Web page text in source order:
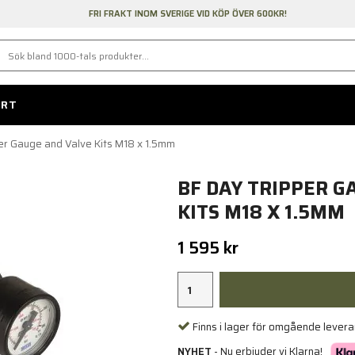
FRI FRAKT INOM SVERIGE VID KÖP ÖVER 600KR!
Gauge and Valve Kits M18 x 1.5mm
BF DAY TRIPPER
KITS M18 X 1.5MM
1 595 kr
Finns i lager för omgående
NYHET - Nu erbjuder vi Klarna!